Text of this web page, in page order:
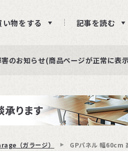
い物をする 記事を読む
レゼント│レビュー投稿をお待ちし
障害復旧のお知らせ
のお知らせ(商品ページが正常に表
（ガラージ） GPパネル 幅60cm